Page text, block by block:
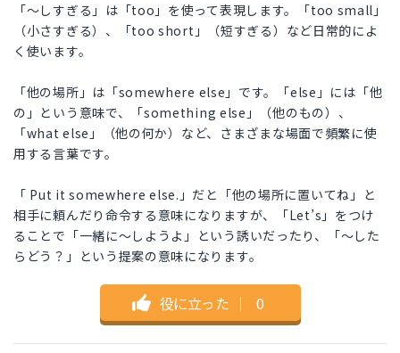
「〜しすぎる」は「too」を使って表現します。「too small」
（小さすぎる）、「too short」（短すぎる）など日常的によ
く使います。
「他の場所」は「somewhere else」です。「else」には「他
の」という意味で、「something else」（他のもの）、
「what else」（他の何か）など、さまざまな場面で頻繁に使
用する言葉です。
「 Put it somewhere else.」だと「他の場所に置いてね」と
相手に頼んだり命令する意味になりますが、「Let’s」をつけ
ることで「一緒に〜しようよ」という誘いだったり、「〜した
らどう？」という提案の意味になります。
役に立った ｜ 0